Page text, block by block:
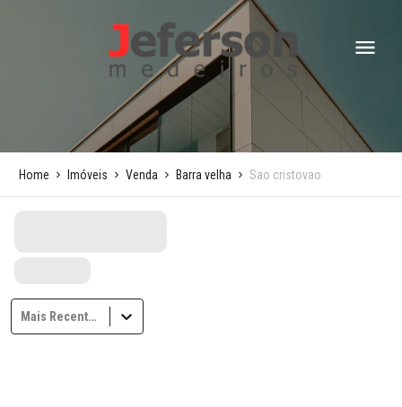
Home Imóveis Venda Barra velha Sao cristovao
Mais Recentes